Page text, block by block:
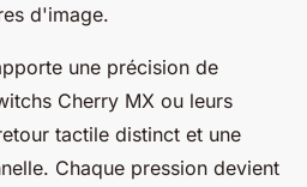
d'image.
une précision de
Cherry MX ou leurs
tactile distinct et une
Chaque pression devient